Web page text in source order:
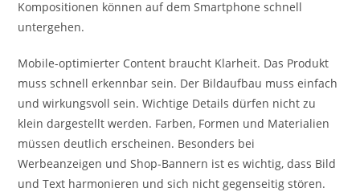
Kompositionen können auf dem Smartphone schnell
untergehen.
Mobile-optimierter Content braucht Klarheit. Das Produkt
muss schnell erkennbar sein. Der Bildaufbau muss einfach
und wirkungsvoll sein. Wichtige Details dürfen nicht zu
klein dargestellt werden. Farben, Formen und Materialien
müssen deutlich erscheinen. Besonders bei
Werbeanzeigen und Shop-Bannern ist es wichtig, dass Bild
und Text harmonieren und sich nicht gegenseitig stören.